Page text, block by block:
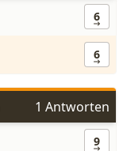
6
6
1 Antworten
9